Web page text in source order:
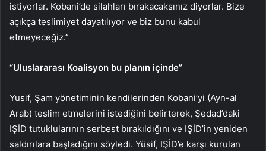
istiyorlar. Kobani’de silahları bırakacaksınız diyorlar. Bize
açıkça teslimiyet dayatılıyor ve biz bunu kabul
etmeyeceğiz.”
“Uluslararası Koalisyon bu planın içinde”
Yusif, Şam yönetiminin kendilerinden Kobani’yi (Ayn-al
Arab) teslim etmelerini istediğini belirterek, Şedad’daki
IŞİD tutuklularının serbest bırakıldığını ve IŞİD’in yeniden
saldırılara başladığını söyledi. Yüsif, IŞİD’e karşı kurulan